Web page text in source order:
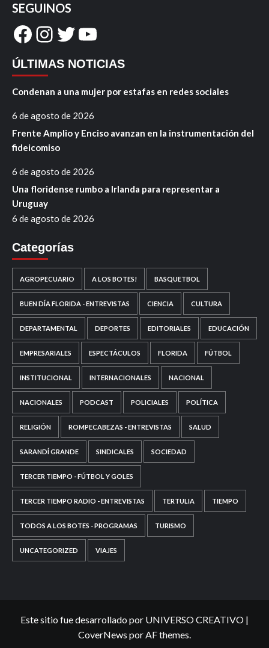
SEGUINOS
Facebook
Instagram
Twitter
YouTube
ÚLTIMAS NOTICIAS
Condenan a una mujer por estafas en redes sociales
6 de agosto de 2026
Frente Amplio y Enciso avanzan en la instrumentación del
fideicomiso
6 de agosto de 2026
Una floridense rumbo a Irlanda para representar a
Uruguay
6 de agosto de 2026
Categorías
AGROPECUARIO A LOS BOTES! BASQUETBOL
BUEN DÍA FLORIDA - ENTREVISTAS CIENCIA CULTURA
DEPARTAMENTAL DEPORTES EDITORIALES EDUCACIÓN
EMPRESARIALES ESPECTÁCULOS FLORIDA FÚTBOL
INSTITUCIONAL INTERNACIONALES NACIONAL
NACIONALES PODCAST POLICIALES POLÍTICA
RELIGIÓN ROMPECABEZAS - ENTREVISTAS SALUD
SARANDÍ GRANDE SINDICALES SOCIEDAD
TERCER TIEMPO - FÚTBOL Y GOLES
TERCER TIEMPO RADIO - ENTREVISTAS TERTULIA TIEMPO
TODOS A LOS BOTES - PROGRAMAS TURISMO
UNCATEGORIZED VIAJES
Este sitio fue desarrollado por UNIVERSO CREATIVO |
CoverNews por AF themes.